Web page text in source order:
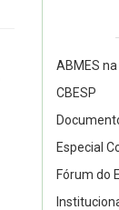
ABMES
CBESP
Especial
Fórum do